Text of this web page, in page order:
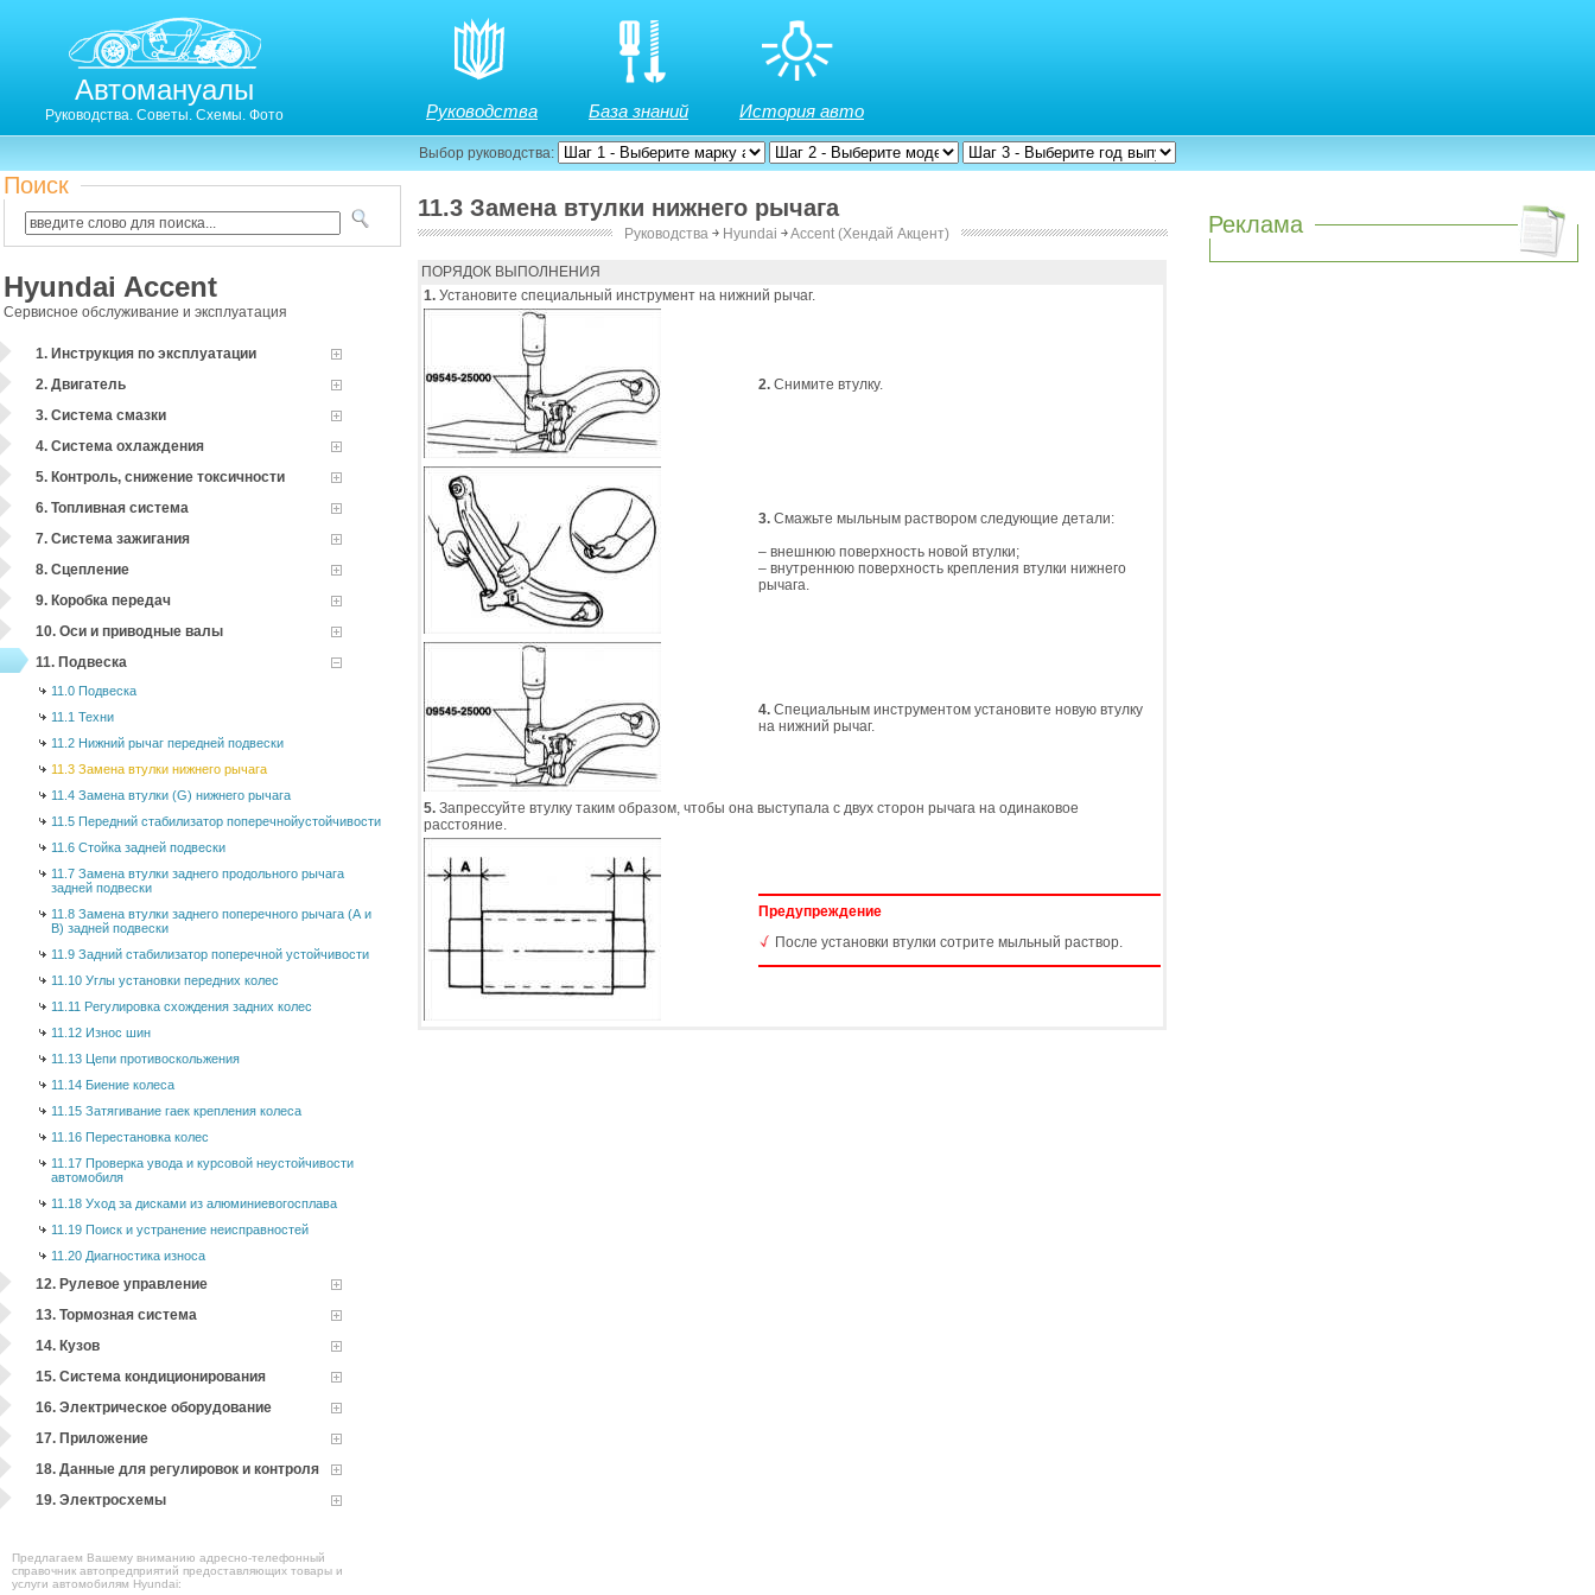
Автомануалы
Руководства. Советы. Схемы. Фото Руководства База знаний История авто
Выбор руководства:
Поиск
Hyundai Accent
Сервисное обслуживание и эксплуатация
1. Инструкция по эксплуатации
2. Двигатель
3. Система смазки
4. Система охлаждения
5. Контроль, снижение токсичности
6. Топливная система
7. Система зажигания
8. Сцепление
9. Коробка передач
10. Оси и приводные валы
11. Подвеска
11.0 Подвеска
11.1 Техни
11.2 Нижний рычаг передней подвески
11.3 Замена втулки нижнего рычага
11.4 Замена втулки (G) нижнего рычага
11.5 Передний стабилизатор поперечнойустойчивости
11.6 Стойка задней подвески
11.7 Замена втулки заднего продольного рычага
задней подвески
11.8 Замена втулки заднего поперечного рычага (А и
В) задней подвески
11.9 Задний стабилизатор поперечной устойчивости
11.10 Углы установки передних колес
11.11 Регулировка схождения задних колес
11.12 Износ шин
11.13 Цепи противоскольжения
11.14 Биение колеса
11.15 Затягивание гаек крепления колеса
11.16 Перестановка колес
11.17 Проверка увода и курсовой неустойчивости
автомобиля
11.18 Уход за дисками из алюминиевогосплава
11.19 Поиск и устранение неисправностей
11.20 Диагностика износа
12. Рулевое управление
13. Тормозная система
14. Кузов
15. Система кондиционирования
16. Электрическое оборудование
17. Приложение
18. Данные для регулировок и контроля
19. Электросхемы
Предлагаем Вашему вниманию адресно-телефонный
справочник автопредприятий предоставляющих товары и
услуги автомобилям Hyundai:
11.3 Замена втулки нижнего рычага
Руководства ￫ Hyundai ￫Accent (Хендай Акцент)
ПОРЯДОК ВЫПОЛНЕНИЯ
1. Установите специальный инструмент на нижний рычаг.
2. Снимите втулку.
3. Смажьте мыльным раствором следующие детали:
– внешнюю поверхность новой втулки;
– внутреннюю поверхность крепления втулки нижнего
рычага.
4. Специальным инструментом установите новую втулку
на нижний рычаг.
5. Запрессуйте втулку таким образом, чтобы она выступала с двух сторон рычага на одинаковое
расстояние.
Предупреждение
После установки втулки сотрите мыльный раствор.
Реклама